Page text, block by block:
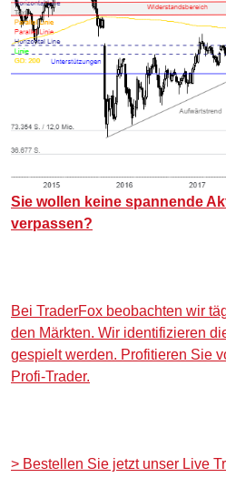
Sie wollen keine spannende
verpassen?
Bei TraderFox beobachten wir
den Märkten. Wir identifizieren
gespielt werden. Profitieren Sie
Profi-Trader.
> Bestellen Sie jetzt unser Live